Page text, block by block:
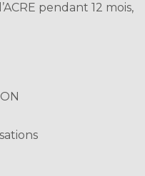
pendant 12 mois,